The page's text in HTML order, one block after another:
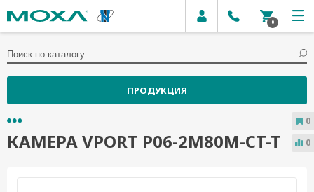
0
ПРОДУКЦИЯ
КАМЕРА VPORT P06-2M80M-CT-T
0
0